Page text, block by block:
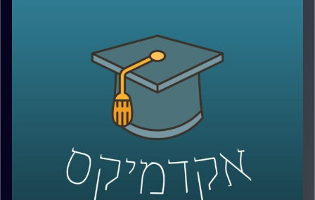
אז שוב איתנו כאן פרופ תמר שגיא,מבית הספר ברוך איבצר
לפסיכולוגיה באוניברסיטת רייכמן
AudioVersity